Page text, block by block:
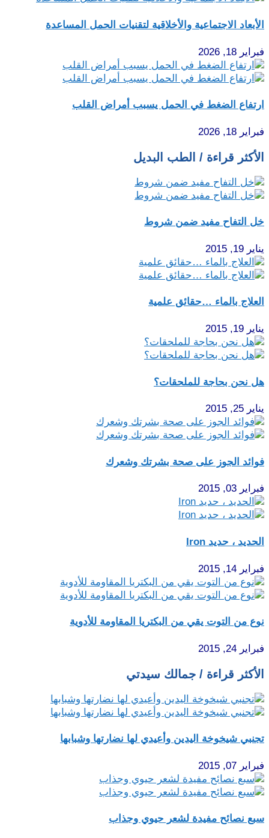
الأبعاد الاجتماعية والأخلاقية لتقنيات الحمل المساعدة
فبراير 18, 2026
ارتفاع الضغط في الحمل يسبب أمراض القلب
فبراير 18, 2026
الأكثر قراءة / الطب البديل
خل التفاح مفيد ضمن شروط
يناير 19, 2015
العلاج بالماء …حقائق علمية
يناير 19, 2015
هل نحن بحاجة للملحقات؟
يناير 25, 2015
فوائد الجوز على صحة بشرتك وشعرك
فبراير 03, 2015
الحديد ، حديد Iron
فبراير 14, 2015
نوع من التوت يقي من البكتريا المقاومة للأدوية
فبراير 24, 2015
الأكثر قراءة / جمالك سيدتي
تجنبي شيخوخة اليدين وأعيدي لها نضارتها وشبابها
فبراير 07, 2015
سبع نصائح مفيدة لشعر حيوي وجذاب